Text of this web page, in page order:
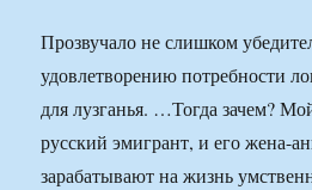
Прозвучало не слишком
удовлетворению потребности
для лузганья. …Тогда зачем?
русский эмигрант, и его жена-
зарабатывают на жизнь